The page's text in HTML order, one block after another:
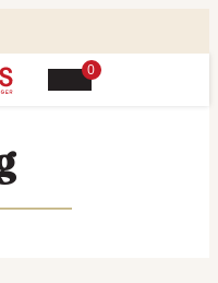
0
Jetzt & hier.